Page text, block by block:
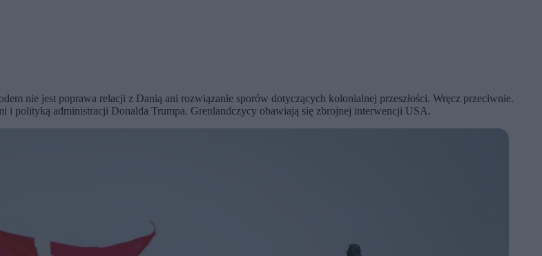
nie jest poprawa relacji z Danią ani rozwiązanie sporów dotyczących kolonialnej przeszłości. Wręcz przeciwnie.
i polityką administracji Donalda Trumpa. Grenlandczycy obawiają się zbrojnej interwencji USA.